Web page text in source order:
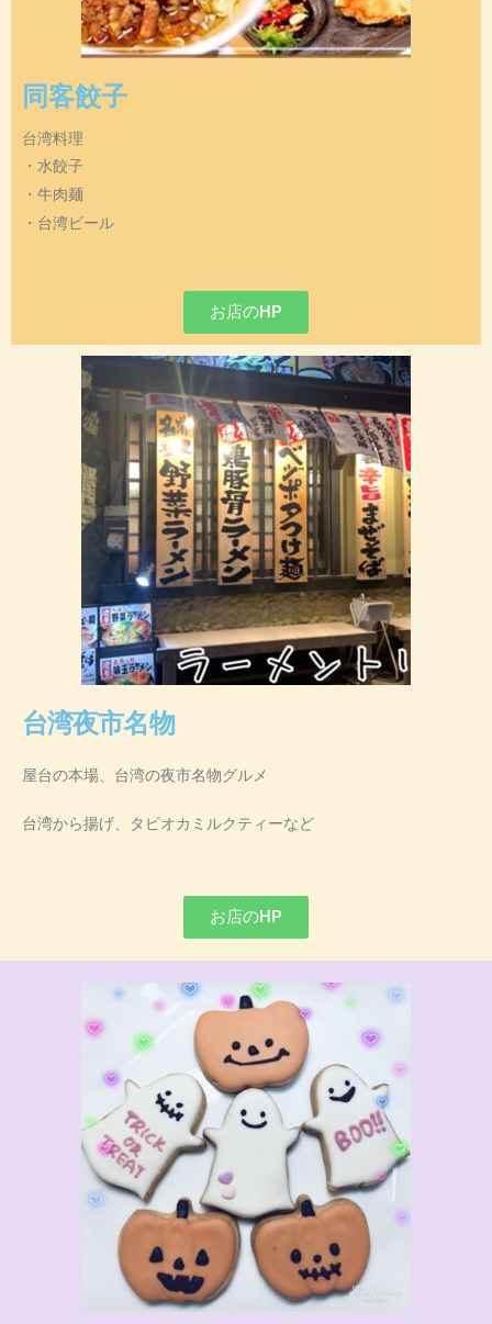
同客餃子
台湾料理
・水餃子
・牛肉麺
・台湾ビール
お店のHP
台湾夜市名物
屋台の本場、台湾の夜市名物グルメ
台湾から揚げ、タピオカミルクティーなど
お店のHP